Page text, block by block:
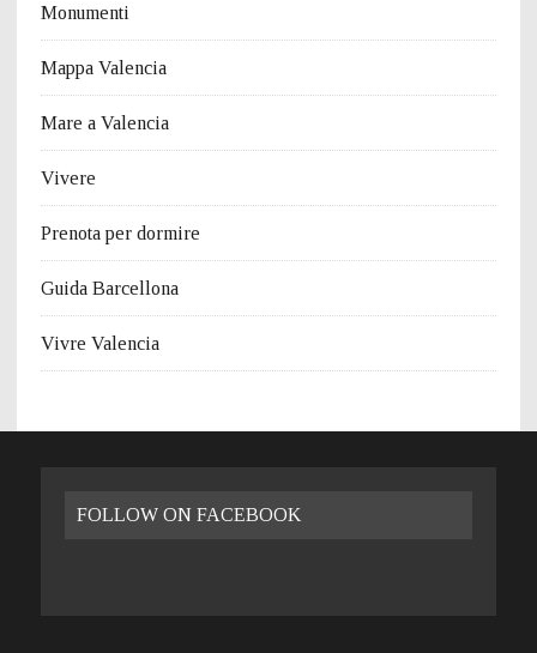
Monumenti
Mappa Valencia
Mare a Valencia
Vivere
Prenota per dormire
Guida Barcellona
Vivre Valencia
FOLLOW ON FACEBOOK